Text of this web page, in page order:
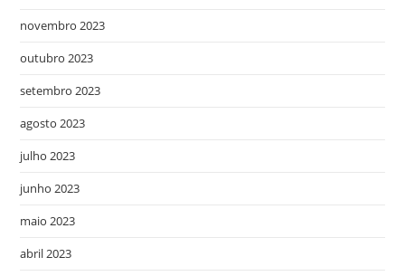
novembro 2023
outubro 2023
setembro 2023
agosto 2023
julho 2023
junho 2023
maio 2023
abril 2023